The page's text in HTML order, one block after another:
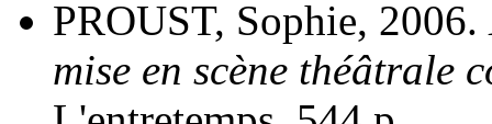
PROUST, Sophie, 2006.
mise en scène théâtrale